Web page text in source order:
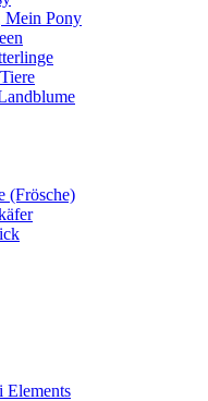
Mein Pony
(Frösche)
Elements